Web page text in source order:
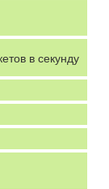
в секунду